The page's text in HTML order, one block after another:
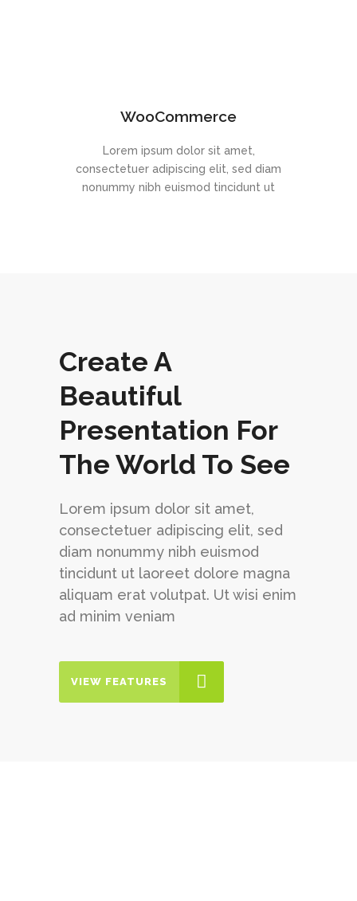
WooCommerce
Lorem ipsum dolor sit amet,
consectetuer adipiscing elit, sed diam
nonummy nibh euismod tincidunt ut
Create A
Beautiful
Presentation For
The World To See
Lorem ipsum dolor sit amet,
consectetuer adipiscing elit, sed
diam nonummy nibh euismod
tincidunt ut laoreet dolore magna
aliquam erat volutpat. Ut wisi enim
ad minim veniam
VIEW FEATURES